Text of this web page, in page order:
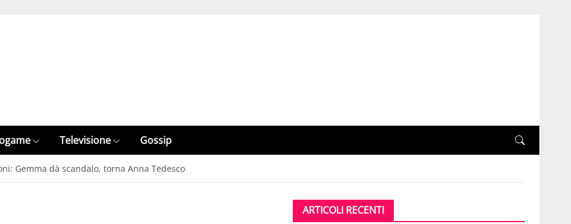
Televisione Gossip
Gemma dà scandalo, torna Anna Tedesco
ARTICOLI RECENTI